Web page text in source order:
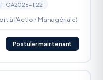
: OA2026-1122
à l'Action Managériale)
Postuler maintenant